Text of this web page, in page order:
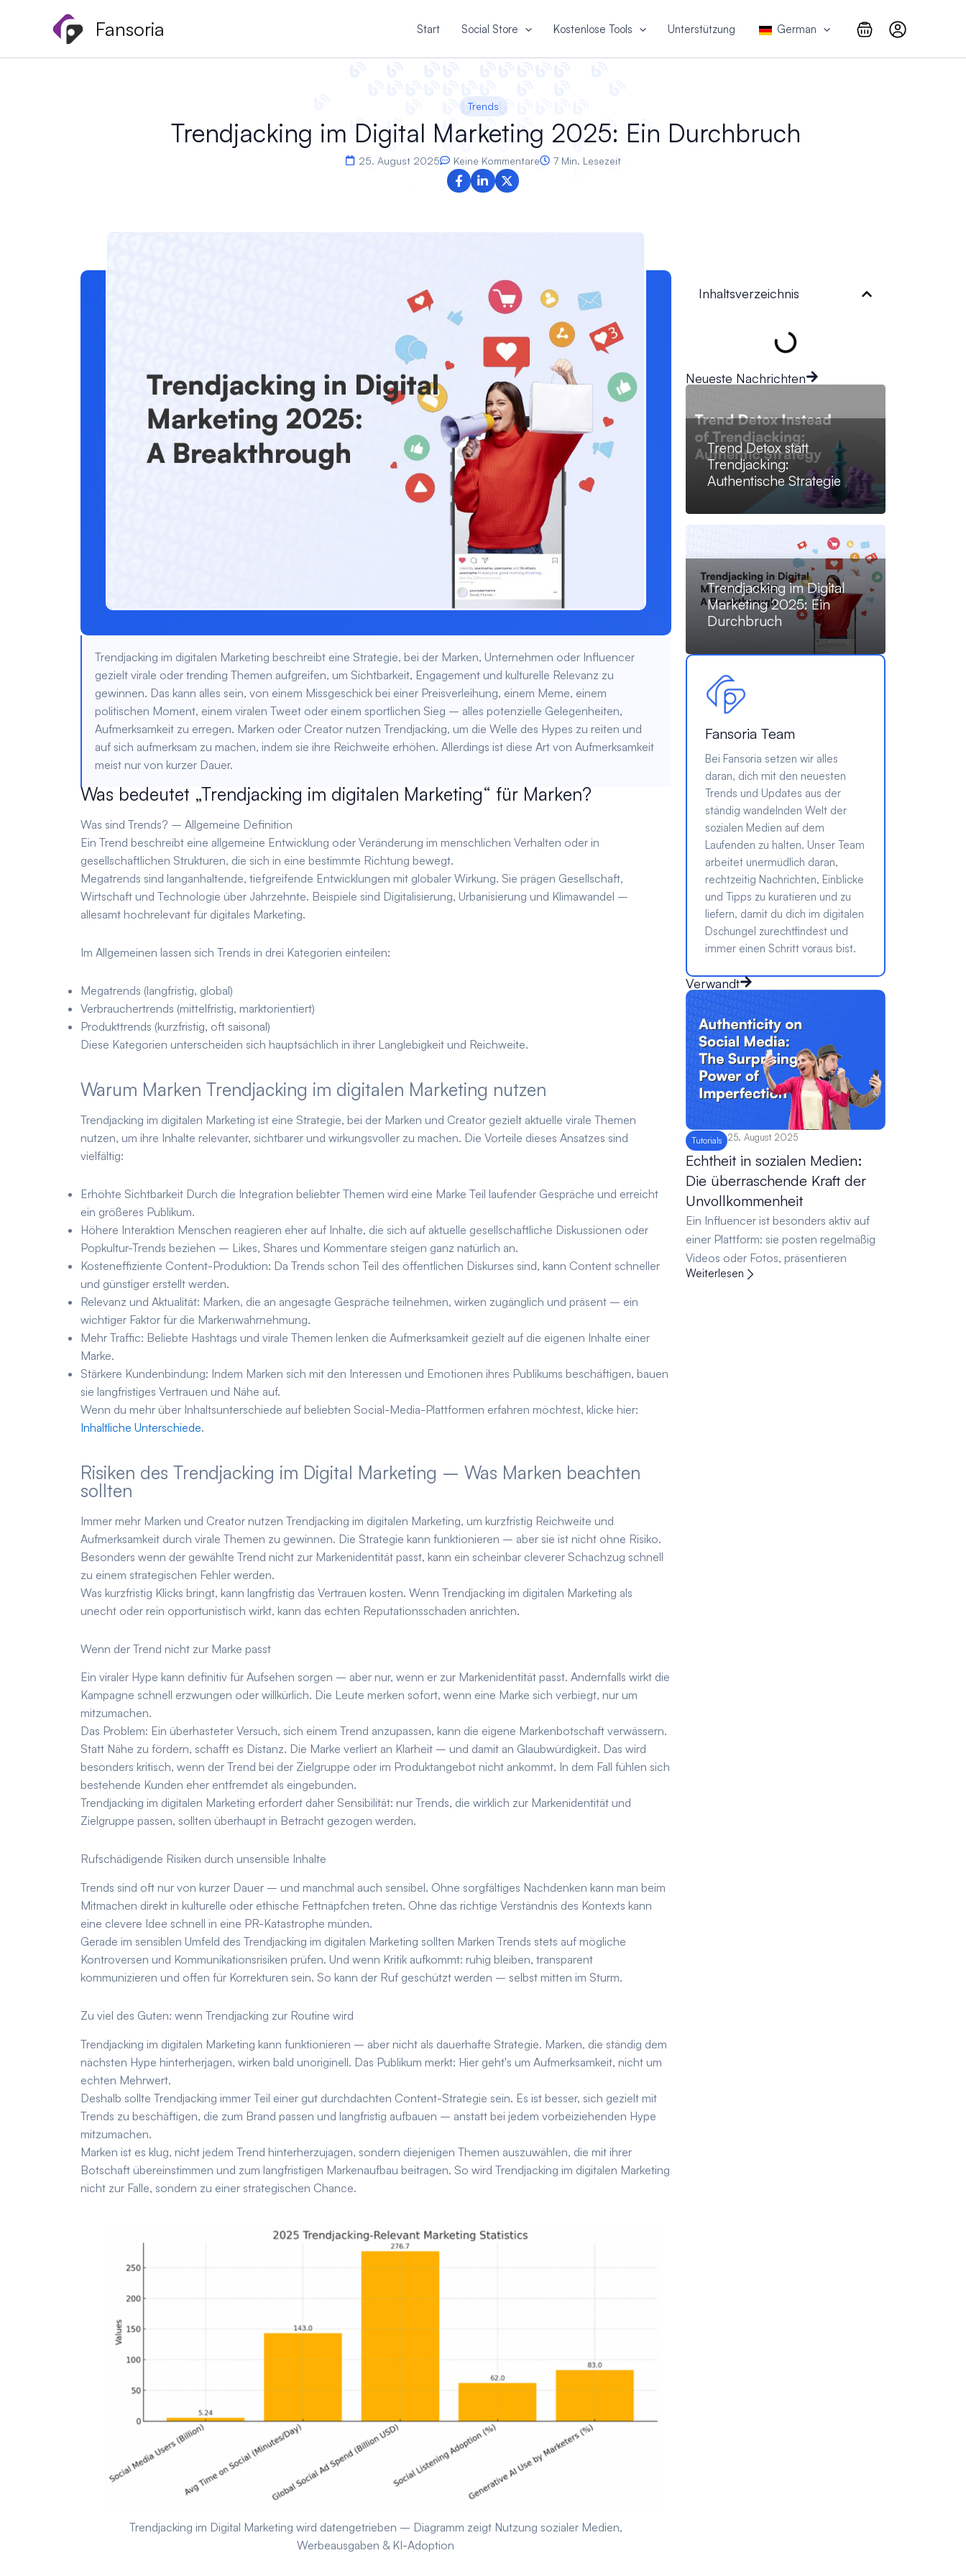
Fansoria Start Social Store Kostenlose Tools Unterstützung German
Trends
Trendjacking im Digital Marketing 2025: Ein Durchbruch
25. August 2025 Keine Kommentare 7 Min. Lesezeit
Trendjacking im digitalen Marketing beschreibt eine Strategie, bei der Marken, Unternehmen oder Influencer
gezielt virale oder trending Themen aufgreifen, um Sichtbarkeit, Engagement und kulturelle Relevanz zu
gewinnen. Das kann alles sein, von einem Missgeschick bei einer Preisverleihung, einem Meme, einem
politischen Moment, einem viralen Tweet oder einem sportlichen Sieg – alles potenzielle Gelegenheiten,
Aufmerksamkeit zu erregen. Marken oder Creator nutzen Trendjacking, um die Welle des Hypes zu reiten und
auf sich aufmerksam zu machen, indem sie ihre Reichweite erhöhen. Allerdings ist diese Art von Aufmerksamkeit
meist nur von kurzer Dauer.
Was bedeutet „Trendjacking im digitalen Marketing“ für Marken?
Was sind Trends? – Allgemeine Definition
Ein Trend beschreibt eine allgemeine Entwicklung oder Veränderung im menschlichen Verhalten oder in
gesellschaftlichen Strukturen, die sich in eine bestimmte Richtung bewegt.
Megatrends sind langanhaltende, tiefgreifende Entwicklungen mit globaler Wirkung. Sie prägen Gesellschaft,
Wirtschaft und Technologie über Jahrzehnte. Beispiele sind Digitalisierung, Urbanisierung und Klimawandel –
allesamt hochrelevant für digitales Marketing.
Im Allgemeinen lassen sich Trends in drei Kategorien einteilen:
Megatrends (langfristig, global)
Verbrauchertrends (mittelfristig, marktorientiert)
Produkttrends (kurzfristig, oft saisonal)
Diese Kategorien unterscheiden sich hauptsächlich in ihrer Langlebigkeit und Reichweite.
Warum Marken Trendjacking im digitalen Marketing nutzen
Trendjacking im digitalen Marketing ist eine Strategie, bei der Marken und Creator gezielt aktuelle virale Themen
nutzen, um ihre Inhalte relevanter, sichtbarer und wirkungsvoller zu machen. Die Vorteile dieses Ansatzes sind
vielfältig:
Erhöhte Sichtbarkeit Durch die Integration beliebter Themen wird eine Marke Teil laufender Gespräche und erreicht
ein größeres Publikum.
Höhere Interaktion Menschen reagieren eher auf Inhalte, die sich auf aktuelle gesellschaftliche Diskussionen oder
Popkultur-Trends beziehen – Likes, Shares und Kommentare steigen ganz natürlich an.
Kosteneffiziente Content-Produktion: Da Trends schon Teil des öffentlichen Diskurses sind, kann Content schneller
und günstiger erstellt werden.
Relevanz und Aktualität: Marken, die an angesagte Gespräche teilnehmen, wirken zugänglich und präsent – ein
wichtiger Faktor für die Markenwahrnehmung.
Mehr Traffic: Beliebte Hashtags und virale Themen lenken die Aufmerksamkeit gezielt auf die eigenen Inhalte einer
Marke.
Stärkere Kundenbindung: Indem Marken sich mit den Interessen und Emotionen ihres Publikums beschäftigen, bauen
sie langfristiges Vertrauen und Nähe auf.
Wenn du mehr über Inhaltsunterschiede auf beliebten Social-Media-Plattformen erfahren möchtest, klicke hier:
Inhaltliche Unterschiede.
Risiken des Trendjacking im Digital Marketing – Was Marken beachten
sollten
Immer mehr Marken und Creator nutzen Trendjacking im digitalen Marketing, um kurzfristig Reichweite und
Aufmerksamkeit durch virale Themen zu gewinnen. Die Strategie kann funktionieren – aber sie ist nicht ohne Risiko.
Besonders wenn der gewählte Trend nicht zur Markenidentität passt, kann ein scheinbar cleverer Schachzug schnell
zu einem strategischen Fehler werden.
Was kurzfristig Klicks bringt, kann langfristig das Vertrauen kosten. Wenn Trendjacking im digitalen Marketing als
unecht oder rein opportunistisch wirkt, kann das echten Reputationsschaden anrichten.
Wenn der Trend nicht zur Marke passt
Ein viraler Hype kann definitiv für Aufsehen sorgen – aber nur, wenn er zur Markenidentität passt. Andernfalls wirkt die
Kampagne schnell erzwungen oder willkürlich. Die Leute merken sofort, wenn eine Marke sich verbiegt, nur um
mitzumachen.
Das Problem: Ein überhasteter Versuch, sich einem Trend anzupassen, kann die eigene Markenbotschaft verwässern.
Statt Nähe zu fördern, schafft es Distanz. Die Marke verliert an Klarheit – und damit an Glaubwürdigkeit. Das wird
besonders kritisch, wenn der Trend bei der Zielgruppe oder im Produktangebot nicht ankommt. In dem Fall fühlen sich
bestehende Kunden eher entfremdet als eingebunden.
Trendjacking im digitalen Marketing erfordert daher Sensibilität: nur Trends, die wirklich zur Markenidentität und
Zielgruppe passen, sollten überhaupt in Betracht gezogen werden.
Rufschädigende Risiken durch unsensible Inhalte
Trends sind oft nur von kurzer Dauer – und manchmal auch sensibel. Ohne sorgfältiges Nachdenken kann man beim
Mitmachen direkt in kulturelle oder ethische Fettnäpfchen treten. Ohne das richtige Verständnis des Kontexts kann
eine clevere Idee schnell in eine PR-Katastrophe münden.
Gerade im sensiblen Umfeld des Trendjacking im digitalen Marketing sollten Marken Trends stets auf mögliche
Kontroversen und Kommunikationsrisiken prüfen. Und wenn Kritik aufkommt: ruhig bleiben, transparent
kommunizieren und offen für Korrekturen sein. So kann der Ruf geschützt werden – selbst mitten im Sturm.
Zu viel des Guten: wenn Trendjacking zur Routine wird
Trendjacking im digitalen Marketing kann funktionieren – aber nicht als dauerhafte Strategie. Marken, die ständig dem
nächsten Hype hinterherjagen, wirken bald unoriginell. Das Publikum merkt: Hier geht's um Aufmerksamkeit, nicht um
echten Mehrwert.
Deshalb sollte Trendjacking immer Teil einer gut durchdachten Content-Strategie sein. Es ist besser, sich gezielt mit
Trends zu beschäftigen, die zum Brand passen und langfristig aufbauen – anstatt bei jedem vorbeiziehenden Hype
mitzumachen.
Marken ist es klug, nicht jedem Trend hinterherzujagen, sondern diejenigen Themen auszuwählen, die mit ihrer
Botschaft übereinstimmen und zum langfristigen Markenaufbau beitragen. So wird Trendjacking im digitalen Marketing
nicht zur Falle, sondern zu einer strategischen Chance.
Trendjacking im Digital Marketing wird datengetrieben – Diagramm zeigt Nutzung sozialer Medien,
Werbeausgaben & KI-Adoption
Inhaltsverzeichnis
Neueste Nachrichten
Trend Detox statt
Trendjacking:
Authentische Strategie
Trendjacking im Digital
Marketing 2025: Ein
Durchbruch
Fansoria Team
Bei Fansoria setzen wir alles
daran, dich mit den neuesten
Trends und Updates aus der
ständig wandelnden Welt der
sozialen Medien auf dem
Laufenden zu halten. Unser Team
arbeitet unermüdlich daran,
rechtzeitig Nachrichten, Einblicke
und Tipps zu kuratieren und zu
liefern, damit du dich im digitalen
Dschungel zurechtfindest und
immer einen Schritt voraus bist.
Verwandt
Tutorials 25. August 2025
Echtheit in sozialen Medien:
Die überraschende Kraft der
Unvollkommenheit
Ein Influencer ist besonders aktiv auf
einer Plattform: sie posten regelmäßig
Videos oder Fotos, präsentieren
Weiterlesen